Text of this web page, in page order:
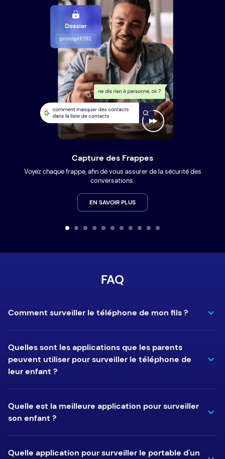
Capture des Frappes
Voyez chaque frappe, afin de vous assurer de la sécurité des
conversations.
EN SAVOIR PLUS
FAQ
Comment surveiller le téléphone de mon fils ?
Quelles sont les applications que les parents
peuvent utiliser pour surveiller le téléphone de
leur enfant ?
Quelle est la meilleure application pour surveiller
son enfant ?
Quelle application pour surveiller le portable d'un